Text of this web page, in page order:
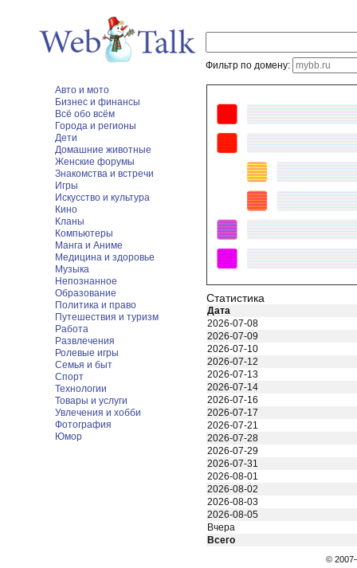
Фильтр по домену:
Авто и мото
Бизнес и финансы
Всё обо всём
Города и регионы
Дети
Домашние животные
Женские форумы
Знакомства и встречи
Игры
Искусство и культура
Кино
Кланы
Компьютеры
Манга и Аниме
Медицина и здоровье
Музыка
Непознанное
Образование
Политика и право
Путешествия и туризм
Работа
Развлечения
Ролевые игры
Семья и быт
Спорт
Технологии
Товары и услуги
Увлечения и хобби
Фотография
Юмор
Статистика
Дата
2026-07-08
2026-07-09
2026-07-10
2026-07-12
2026-07-13
2026-07-14
2026-07-16
2026-07-17
2026-07-21
2026-07-28
2026-07-29
2026-07-31
2026-08-01
2026-08-02
2026-08-03
2026-08-05
Вчера
Всего
©